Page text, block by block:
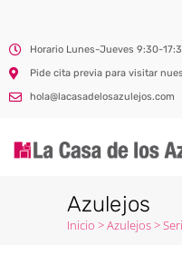
Horario Lunes-Jueves 9:30-
Pide cita previa para visitar
hola@lacasadelosazulejos.com
Azulejos
Inicio >Azulejos>